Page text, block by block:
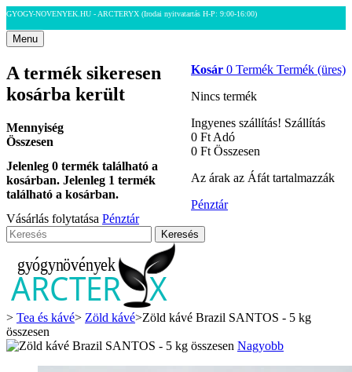
GYOGY-NOVENYEK.HU - ARCTERYX (Irodai nyitvatartás H-P: 9:00-16:00)
Menu
Kosár 0 Termék Termék (üres)
Nincs termék
Ingyenes szállítás! Szállítás
0 Ft‎ Adó
0 Ft‎ Összesen
Az árak az Áfát tartalmazzák
Pénztár
A termék sikeresen
kosárba került
Mennyiség
Összesen
Jelenleg 0 termék található a
kosárban. Jelenleg 1 termék
található a kosárban.
Vásárlás folytatása Pénztár
Keresés
> Tea és kávé> Zöld kávé>Zöld kávé Brazil SANTOS - 5 kg
összesen
Nagyobb